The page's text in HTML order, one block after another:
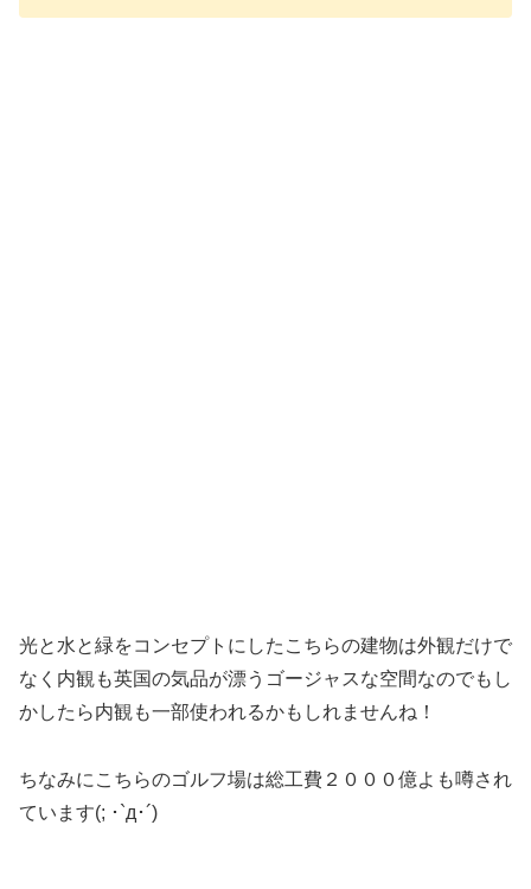
光と水と緑をコンセプトにしたこちらの建物は外観だけで
なく内観も英国の気品が漂うゴージャスな空間なのでもし
かしたら内観も一部使われるかもしれませんね！
ちなみにこちらのゴルフ場は総工費２０００億よも噂され
ています(; ･`д･´)